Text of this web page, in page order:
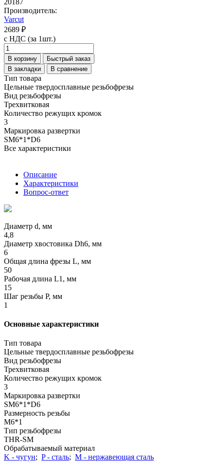
Производитель:
Varcut
2689 ₽
с НДС (за 1шт.)
В корзину
Быстрый заказ
В закладки
В сравнение
Тип товара
Цельные твердосплавные резьбофрезы
Вид резьбофрезы
Трехвитковая
Количество режущих кромок
3
Маркировка развертки
SM6*1*D6
Все характеристики
Описание
Характеристики
Вопрос-ответ
Диаметр d, мм
4,8
Диаметр хвостовика Dh6, мм
6
Общая длина фрезы L, мм
50
Рабочая длина L1, мм
15
Шаг резьбы Р, мм
1
Основные характеристики
Тип товара
Цельные твердосплавные резьбофрезы
Вид резьбофрезы
Трехвитковая
Количество режущих кромок
3
Маркировка развертки
SM6*1*D6
Размерность резьбы
M6*1
Тип резьбофрезы
THR-SM
Обрабатываемый материал
K - чугун; P - сталь; М - нержавеющая сталь